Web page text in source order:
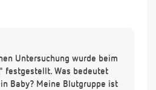
Untersuchung wurde beim
festgestellt. Was bedeutet
Baby? Meine Blutgruppe ist